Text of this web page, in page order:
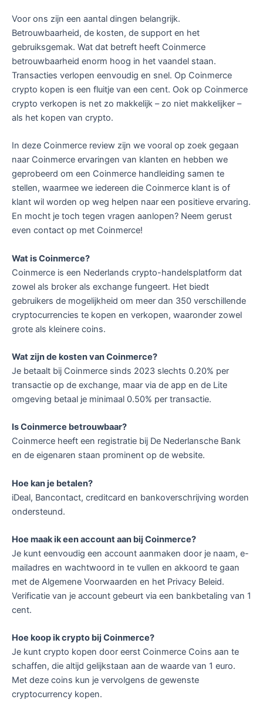
Voor ons zijn een aantal dingen belangrijk.
Betrouwbaarheid, de kosten, de support en het
gebruiksgemak. Wat dat betreft heeft Coinmerce
betrouwbaarheid enorm hoog in het vaandel staan.
Transacties verlopen eenvoudig en snel. Op Coinmerce
crypto kopen is een fluitje van een cent. Ook op Coinmerce
crypto verkopen is net zo makkelijk – zo niet makkelijker –
als het kopen van crypto.
In deze Coinmerce review zijn we vooral op zoek gegaan
naar Coinmerce ervaringen van klanten en hebben we
geprobeerd om een Coinmerce handleiding samen te
stellen, waarmee we iedereen die Coinmerce klant is of
klant wil worden op weg helpen naar een positieve ervaring.
En mocht je toch tegen vragen aanlopen? Neem gerust
even contact op met Coinmerce!
Wat is Coinmerce?
Coinmerce is een Nederlands crypto-handelsplatform dat
zowel als broker als exchange fungeert. Het biedt
gebruikers de mogelijkheid om meer dan 350 verschillende
cryptocurrencies te kopen en verkopen, waaronder zowel
grote als kleinere coins.
Wat zijn de kosten van Coinmerce?
Je betaalt bij Coinmerce sinds 2023 slechts 0.20% per
transactie op de exchange, maar via de app en de Lite
omgeving betaal je minimaal 0.50% per transactie.
Is Coinmerce betrouwbaar?
Coinmerce heeft een registratie bij De Nederlansche Bank
en de eigenaren staan prominent op de website.
Hoe kan je betalen?
iDeal, Bancontact, creditcard en bankoverschrijving worden
ondersteund.
Hoe maak ik een account aan bij Coinmerce?
Je kunt eenvoudig een account aanmaken door je naam, e-
mailadres en wachtwoord in te vullen en akkoord te gaan
met de Algemene Voorwaarden en het Privacy Beleid.
Verificatie van je account gebeurt via een bankbetaling van 1
cent.
Hoe koop ik crypto bij Coinmerce?
Je kunt crypto kopen door eerst Coinmerce Coins aan te
schaffen, die altijd gelijkstaan aan de waarde van 1 euro.
Met deze coins kun je vervolgens de gewenste
cryptocurrency kopen.